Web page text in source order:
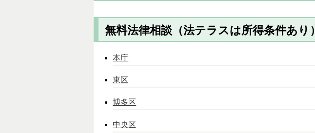
無料法律相談（法テラスは所得条件あり）
本庁
東区
博多区
中央区